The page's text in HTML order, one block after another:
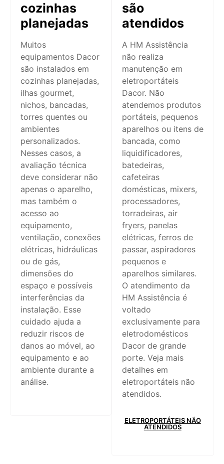
cozinhas
planejadas
Muitos
equipamentos Dacor
são instalados em
cozinhas planejadas,
ilhas gourmet,
nichos, bancadas,
torres quentes ou
ambientes
personalizados.
Nesses casos, a
avaliação técnica
deve considerar não
apenas o aparelho,
mas também o
acesso ao
equipamento,
ventilação, conexões
elétricas, hidráulicas
ou de gás,
dimensões do
espaço e possíveis
interferências da
instalação. Esse
cuidado ajuda a
reduzir riscos de
danos ao móvel, ao
equipamento e ao
ambiente durante a
análise.
são
atendidos
A HM Assistência
não realiza
manutenção em
eletroportáteis
Dacor. Não
atendemos produtos
portáteis, pequenos
aparelhos ou itens de
bancada, como
liquidificadores,
batedeiras,
cafeteiras
domésticas, mixers,
processadores,
torradeiras, air
fryers, panelas
elétricas, ferros de
passar, aspiradores
pequenos e
aparelhos similares.
O atendimento da
HM Assistência é
voltado
exclusivamente para
eletrodomésticos
Dacor de grande
porte. Veja mais
detalhes em
eletroportáteis não
atendidos.
ELETROPORTÁTEIS NÃO
ATENDIDOS